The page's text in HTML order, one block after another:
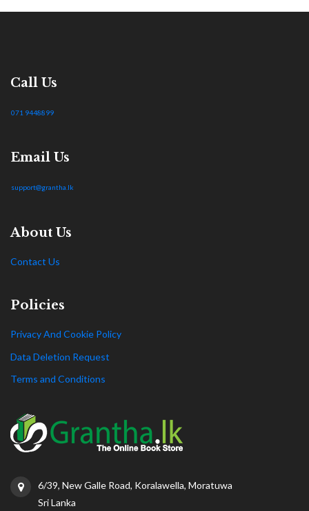
Call Us
071 9448899
Email Us
support@grantha.lk
About Us
Contact Us
Policies
Privacy And Cookie Policy
Data Deletion Request
Terms and Conditions
6/39, New Galle Road, Koralawella, Moratuwa
Sri Lanka